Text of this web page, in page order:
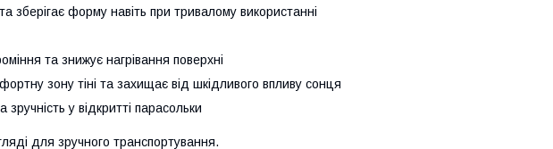
зберігає форму навіть при тривалому використанні
та знижує нагрівання поверхні
зону тіні та захищає від шкідливого впливу сонця
у відкритті парасольки
для зручного транспортування.